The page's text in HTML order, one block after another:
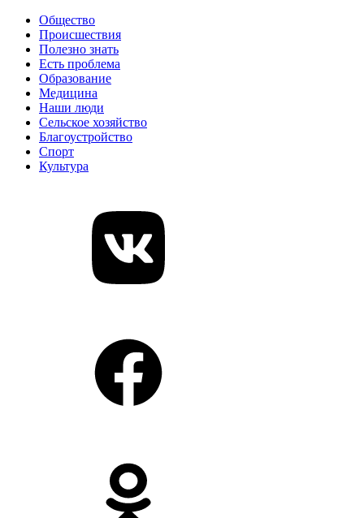
Общество
Происшествия
Полезно знать
Есть проблема
Образование
Медицина
Наши люди
Сельское хозяйство
Благоустройство
Спорт
Культура